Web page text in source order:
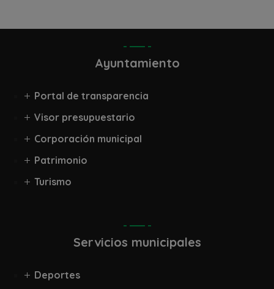
Ayuntamiento
Portal de transparencia
Visor presupuestario
Corporación municipal
Patrimonio
Turismo
Servicios municipales
Deportes